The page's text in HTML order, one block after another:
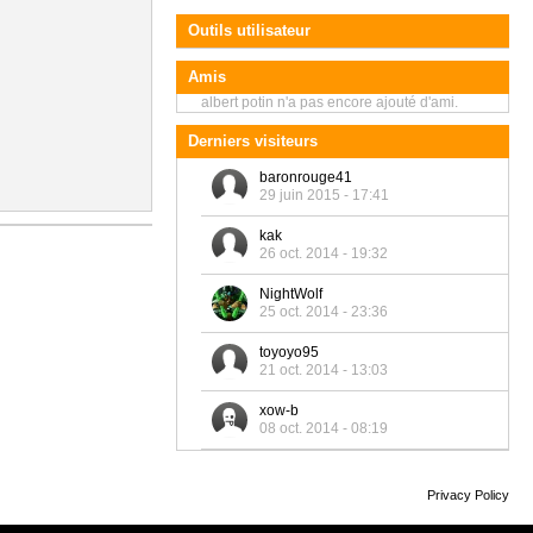
Outils utilisateur
Amis
albert potin n'a pas encore ajouté d'ami.
Derniers visiteurs
baronrouge41
29 juin 2015 - 17:41
kak
26 oct. 2014 - 19:32
NightWolf
25 oct. 2014 - 23:36
toyoyo95
21 oct. 2014 - 13:03
xow-b
08 oct. 2014 - 08:19
Privacy Policy